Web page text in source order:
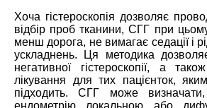
Хоча гістероскопія дозволяє
відбір проб тканини, СГГ при
менш дорога, не вимагає седації і
ускладнень. Ця методика
негативної гістероскопії, а
лікування для тих пацієнток,
підходить. СГГ може
ендометрію локальною або